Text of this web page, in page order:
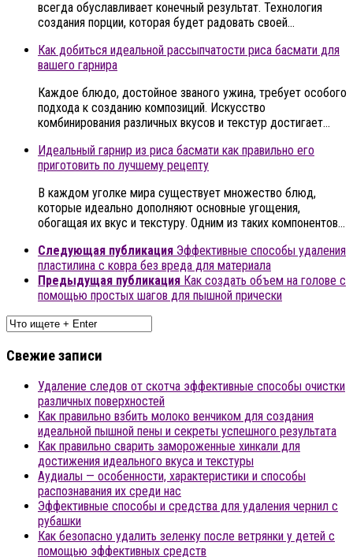
всегда обуславливает конечный результат. Технология
создания порции, которая будет радовать своей…
Как добиться идеальной рассыпчатости риса басмати для
вашего гарнира
Каждое блюдо, достойное званого ужина, требует особого
подхода к созданию композиций. Искусство
комбинирования различных вкусов и текстур достигает…
Идеальный гарнир из риса басмати как правильно его
приготовить по лучшему рецепту
В каждом уголке мира существует множество блюд,
которые идеально дополняют основные угощения,
обогащая их вкус и текстуру. Одним из таких компонентов…
Следующая публикация Эффективные способы удаления
пластилина с ковра без вреда для материала
Предыдущая публикация Как создать объем на голове с
помощью простых шагов для пышной прически
Свежие записи
Удаление следов от скотча эффективные способы очистки
различных поверхностей
Как правильно взбить молоко венчиком для создания
идеальной пышной пены и секреты успешного результата
Как правильно сварить замороженные хинкали для
достижения идеального вкуса и текстуры
Аудиалы — особенности, характеристики и способы
распознавания их среди нас
Эффективные способы и средства для удаления чернил с
рубашки
Как безопасно удалить зеленку после ветрянки у детей с
помощью эффективных средств